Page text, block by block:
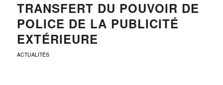
TRANSFERT DU POUVOIR DE
POLICE DE LA PUBLICITÉ
EXTÉRIEURE
ACTUALITÉS